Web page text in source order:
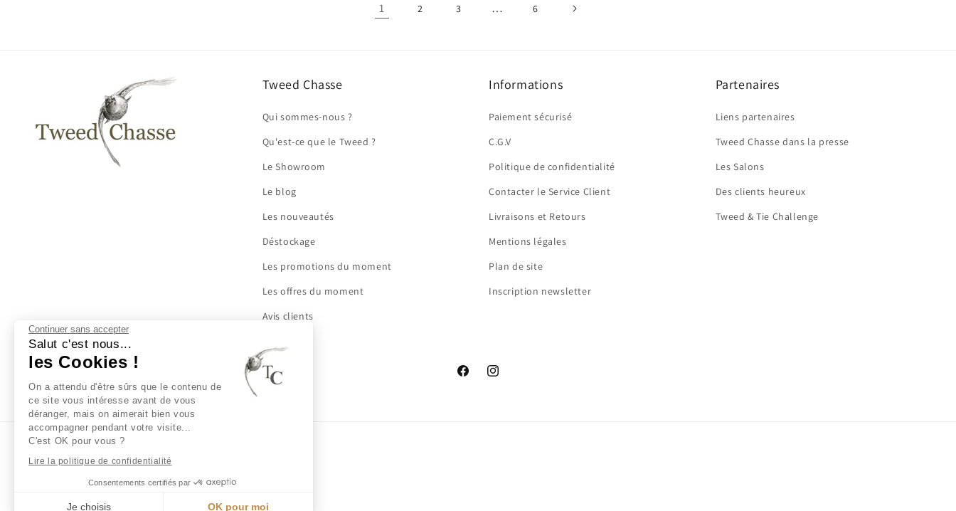
Continuer sans accepter
Salut c'est nous...
les Cookies !
On a attendu d'être sûrs que le contenu de
ce site vous intéresse avant de vous
déranger, mais on aimerait bien vous
accompagner pendant votre visite...
C'est OK pour vous ?
Lire la politique de confidentialité
Consentements certifiés par
Je choisis OK pour moi
1 2 3 … 6
Tweed Chasse
Qui sommes-nous ?
Qu'est-ce que le Tweed ?
Le Showroom
Le blog
Les nouveautés
Déstockage
Les promotions du moment
Les offres du moment
Avis clients
Informations
Paiement sécurisé
C.G.V
Politique de confidentialité
Contacter le Service Client
Livraisons et Retours
Mentions légales
Plan de site
Inscription newsletter
Partenaires
Liens partenaires
Tweed Chasse dans la presse
Les Salons
Des clients heureux
Tweed & Tie Challenge
FacebookInstagram
Pays/région Langue